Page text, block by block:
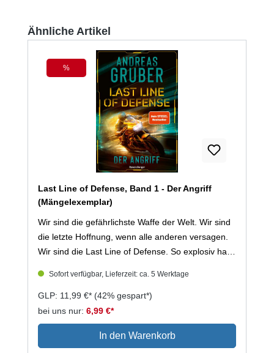
Produktgalerie überspringen
Ähnliche Artikel
Rabatt
%
Last Line of Defense, Band 1 - Der Angriff
(Mängelexemplar)
Wir sind die gefährlichste Waffe der Welt. Wir sind
die letzte Hoffnung, wenn alle anderen versagen.
Wir sind die Last Line of Defense. So explosiv hat
Last Line of Defense nicht vorgestellt: Als eine
junge Journalistin in der britischen Botschaft in
Buenos Aires Schutz sucht, wird das Gebäude von
Raketenangriffen erschüttert. Sofia hat einem
High-Tech-Konzern brisante Daten gestohlen –
Sofort verfügbar, Lieferzeit: ca. 5 Werktage
GLP: 11,99 €* (42% gespart*)
bei uns nur: 6,99 €*
In den Warenkorb